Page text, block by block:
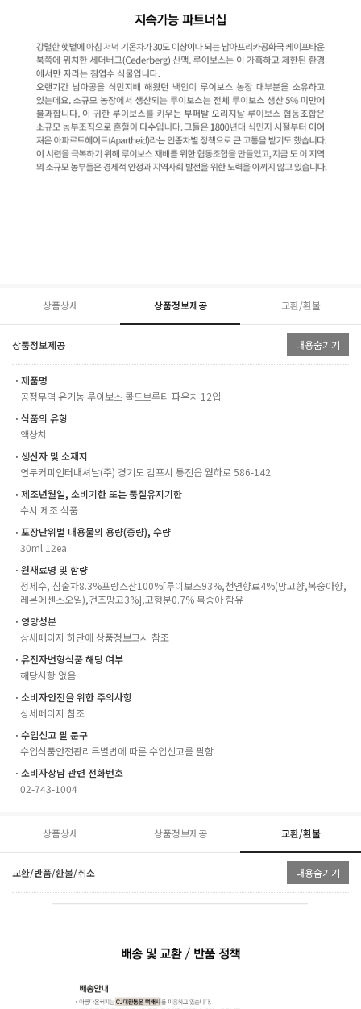
상품상세 상품정보제공 교환/환불
상품정보제공 내용숨기기
ㆍ제품명
공정무역 유기농 루이보스 콜드브루티 파우치 12입
ㆍ식품의 유형
액상차
ㆍ생산자 및 소재지
연두커피인터내셔날(주) 경기도 김포시 통진읍 월하로 586-142
ㆍ제조년월일, 소비기한 또는 품질유지기한
수시 제조 식품
ㆍ포장단위별 내용물의 용량(중량), 수량
30ml 12ea
ㆍ원재료명 및 함량
정제수, 침출차8.3%프랑스산100%[루이보스93%,천연향료4%(망고향,복숭아향,
레몬에센스오일),건조망고3%],고형분0.7% 복숭아 함유
ㆍ영양성분
상세페이지 하단에 상품정보고시 참조
ㆍ유전자변형식품 해당 여부
해당사항 없음
ㆍ소비자안전을 위한 주의사항
상세페이지 참조
ㆍ수입신고 필 문구
수입식품안전관리특별법에 따른 수입신고를 필함
ㆍ소비자상담 관련 전화번호
02-743-1004
상품상세 상품정보제공 교환/환불
교환/반품/환불/취소 내용숨기기